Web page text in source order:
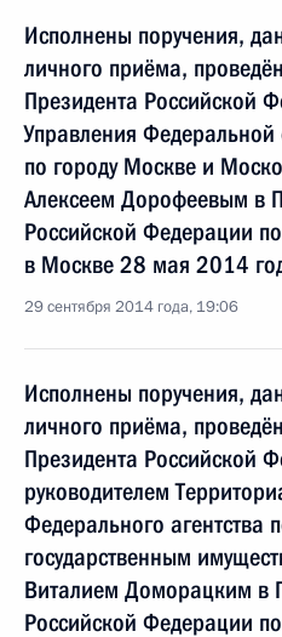
Исполнены поручения,
личного приёма,
Президента Российской
Управления Федеральной
по городу Москве и
Алексеем Дорофеевым в
Российской Федерации
в Москве 28 мая 2014
29 сентября 2014 года, 19:06
Исполнены поручения,
личного приёма,
Президента Российской
руководителем
Федерального агентства
государственным
Виталием Доморацким в
Российской Федерации